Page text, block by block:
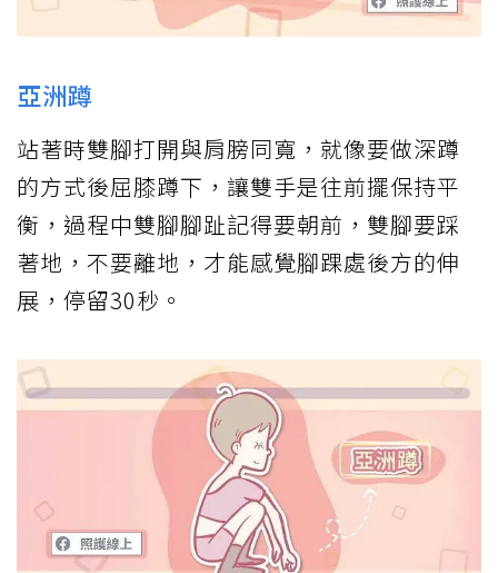
亞洲蹲
站著時雙腳打開與肩膀同寬，就像要做深蹲
的方式後屈膝蹲下，讓雙手是往前擺保持平
衡，過程中雙腳腳趾記得要朝前，雙腳要踩
著地，不要離地，才能感覺腳踝處後方的伸
展，停留30秒。